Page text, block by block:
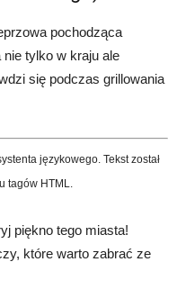
pochodząca
nie tylko w kraju ale
się podczas grillowania
językowego. Tekst został
tagów HTML.
piękno tego miasta!
które warto zabrać ze